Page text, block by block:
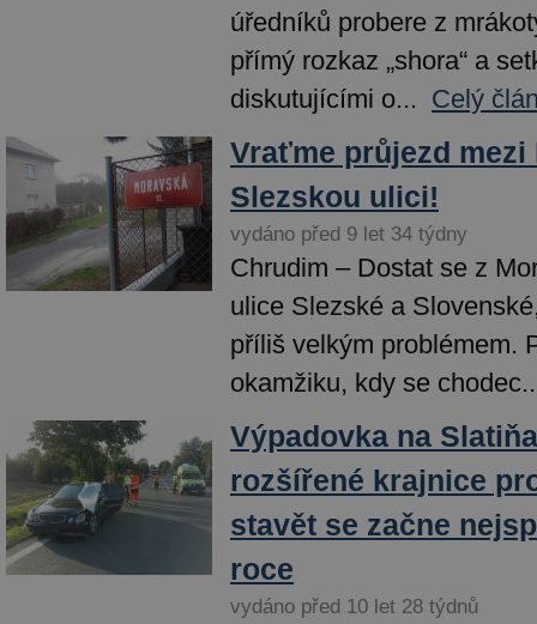
úředníků probere z
přímý rozkaz „shora“ a
diskutujícími o... Celý
Vraťme průjezd mezi
Slezskou ulici!
vydáno před 9 let 34 týdny
Chrudim – Dostat se z
ulice Slezské a
příliš velkým problémem.
okamžiku, kdy se
Výpadovka na
rozšířené krajnice
stavět se začne
roce
vydáno před 10 let 28 týdnů